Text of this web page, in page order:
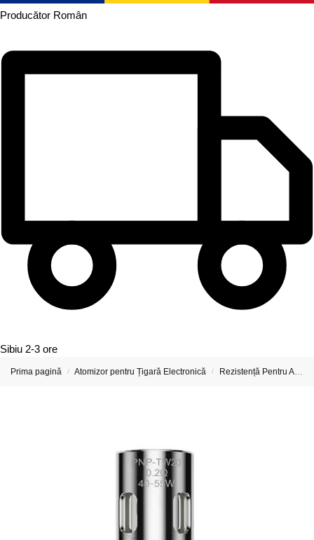
Producător Român
Sibiu 2-3 ore
Prima pagină / Atomizor pentru Țigară Electronică / Rezistență Pentru Atomizor De Țigară Electronică